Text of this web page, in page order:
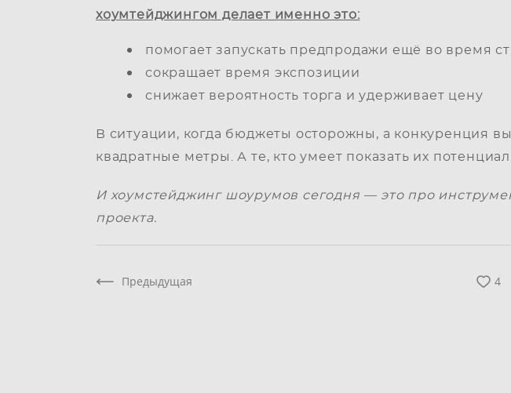
хоумтейджингом делает именно это:
помогает запускать предпродажи ещё во время
сокращает время экспозиции
снижает вероятность торга и удерживает цену
В ситуации, когда бюджеты осторожны, а конкуренция
квадратные метры. А те, кто умеет показать их потенциал.
И хоумстейджинг шоурумов сегодня — это про
проекта.
4
Предыдущая